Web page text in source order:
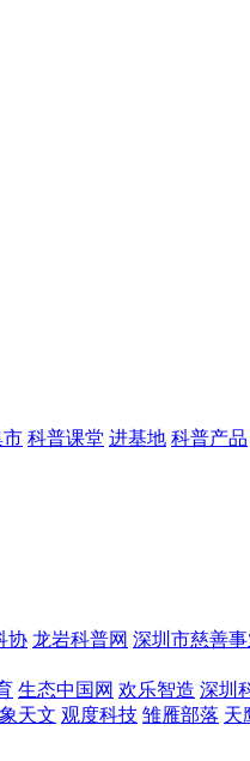
市 科普课堂 进基地 科普产品
协 龙岩科普网 深圳市慈善
生态中国网 欢乐智造 深圳
天文 观度科技 雏雁部落 天